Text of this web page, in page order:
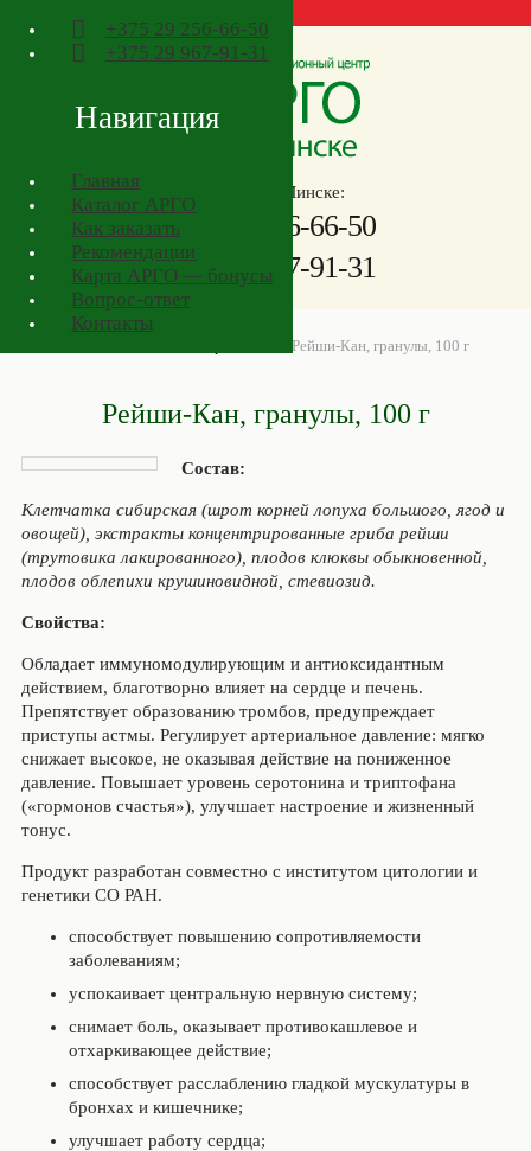
+375 29 256-66-50
+375 29 967-91-31
Навигация
Главная
Каталог АРГО
Как заказать
Рекомендации
Карта АРГО — бонусы
Вопрос-ответ
Контакты
Телефоны в Минске:
+375
29 256-66-50
+37529 967-91-31
Рейши-Кан, гранулы, 100 г
Рейши-Кан, гранулы, 100 г
Состав:
Клетчатка сибирская (шрот корней лопуха большого, ягод и
овощей), экстракты концентрированные гриба рейши
(трутовика лакированного), плодов клюквы обыкновенной,
плодов облепихи крушиновидной, стевиозид.
Свойства:
Обладает иммуномодулирующим и антиоксидантным
действием, благотворно влияет на сердце и печень.
Препятствует образованию тромбов, предупреждает
приступы астмы. Регулирует артериальное давление: мягко
снижает высокое, не оказывая действие на пониженное
давление. Повышает уровень серотонина и триптофана
(«гормонов счастья»), улучшает настроение и жизненный
тонус.
Продукт разработан совместно с институтом цитологии и
генетики СО РАН.
способствует повышению сопротивляемости
заболеваниям;
успокаивает центральную нервную систему;
снимает боль, оказывает противокашлевое и
отхаркивающее действие;
способствует расслаблению гладкой мускулатуры в
бронхах и кишечнике;
улучшает работу сердца;